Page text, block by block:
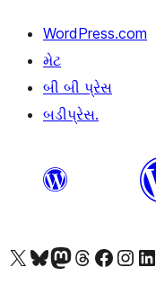
WordPress.com
મેટ
બી બી પ્રેસ
બડીપ્રેસ.
અમારા X (અગાઉ ટ્વિટર) એકાઉન્ટની મુલાકાત લોઅમારા Bluesky એકાઉન્ટની મુલાકાત લોઅમારા માસ્ટોડોન એકાઉન્ટની મુલાકાત લોઅમારા Threads એકાઉન્ટની મુલાકાત લો અમારા ફેસબુક પેજની મુલાકાત લોઅમારા ઇન્સ્ટાગ્રામ એકાઉન્ટની મુલાકાત લો અમારા LinkedIn એકાઉન્ટની મુલાકાત લો